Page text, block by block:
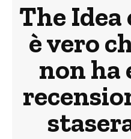
The Idea
è vero
non ha